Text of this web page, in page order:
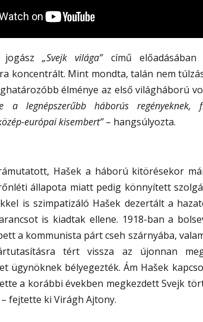
jogász„Svejk világa”című
koncentrált. Mint mondta, talán nem
élménye az első világháború
a legnépszerűbb háborús regényeknek,
európai kisembert”– hangsúlyozta.
Hašek a háború kitörésekor
állapota miatt pedig könnyített
is szimpatizáló Hašek dezertált a
is kiadtak ellene. 1918-ban a
a kommunista párt cseh szárnyába,
tért vissza az újonnan
ügynöknek bélyegezték. Ám Hašek
a korábbi években megkezdett Svejk
fejtette ki Virágh Ajtony.